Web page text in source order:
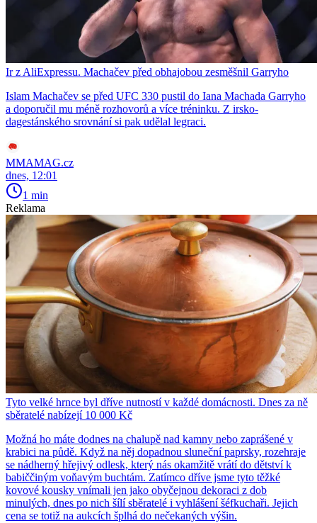
Ir z AliExpressu. Machačev před obhajobou zesměšnil Garryho
Islam Machačev se před UFC 330 pustil do Iana Machada Garryho
a doporučil mu méně rozhovorů a více tréninku. Z irsko-
dagestánského srovnání si pak udělal legraci.
MMAMAG.cz
dnes, 12:01
1 min
Reklama
Tyto velké hrnce byl dříve nutností v každé domácnosti. Dnes za ně
sběratelé nabízejí 10 000 Kč
Možná ho máte dodnes na chalupě nad kamny nebo zaprášené v
krabici na půdě. Když na něj dopadnou sluneční paprsky, rozehraje
se nádherný hřejivý odlesk, který nás okamžitě vrátí do dětství k
babiččiným voňavým buchtám. Zatímco dříve jsme tyto těžké
kovové kousky vnímali jen jako obyčejnou dekoraci z dob
minulých, dnes po nich šílí sběratelé i vyhlášení šéfkuchaři. Jejich
cena se totiž na aukcích šplhá do nečekaných výšin.